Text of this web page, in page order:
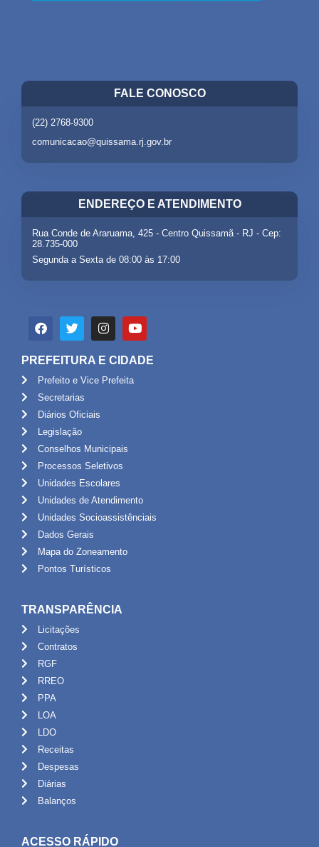
FALE CONOSCO
(22) 2768-9300
comunicacao@quissama.rj.gov.br
ENDEREÇO E ATENDIMENTO
Rua Conde de Araruama, 425 - Centro Quissamã - RJ - Cep:
28.735-000
Segunda a Sexta de 08:00 às 17:00
PREFEITURA E CIDADE
Prefeito e Vice Prefeita
Secretarias
Diários Oficiais
Legislação
Conselhos Municipais
Processos Seletivos
Unidades Escolares
Unidades de Atendimento
Unidades Socioassistênciais
Dados Gerais
Mapa do Zoneamento
Pontos Turísticos
TRANSPARÊNCIA
Licitações
Contratos
RGF
RREO
PPA
LOA
LDO
Receitas
Despesas
Diárias
Balanços
ACESSO RÁPIDO